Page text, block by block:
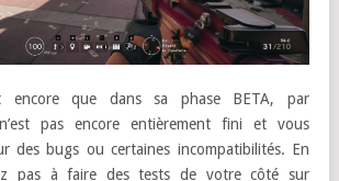
encore que dans sa phase BETA, par
pas encore entièrement fini et vous
des bugs ou certaines incompatibilités. En
pas à faire des tests de votre côté sur